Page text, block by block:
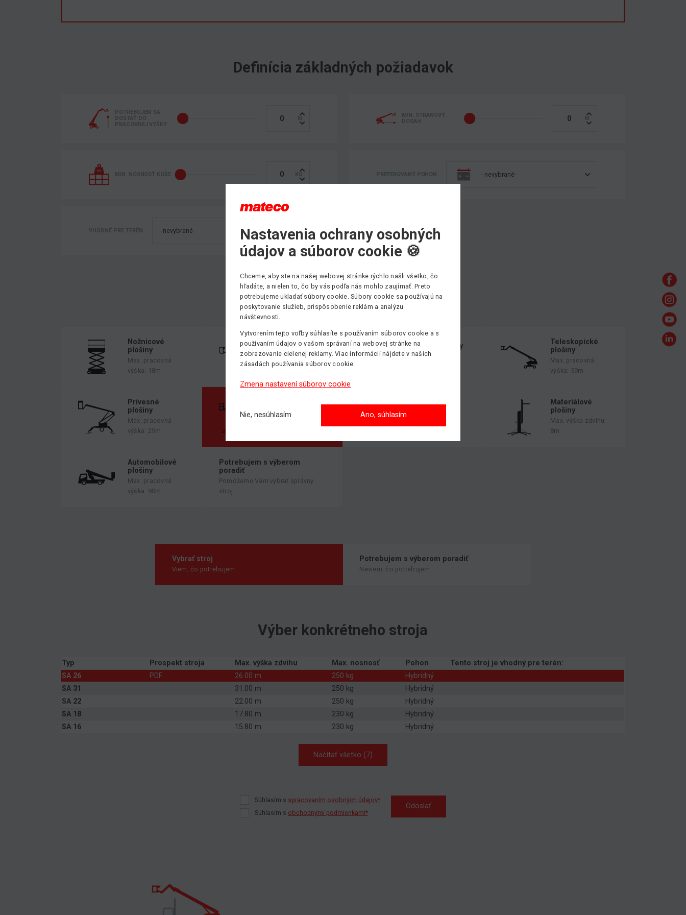
Definícia základných požiadavok
POTREBUJEM SA
DOSTÁŤ DO
PRACOVNEJ VÝŠKY
MIN. STRANOVÝ
DOSAH
MIN. NOSNOSŤ KOŠE PREFEROVANÝ POHON
VHODNÉ PRE TERÉN
Výber kategórie strojov
Nožnicové
plošiny
Max. pracovná
výška: 18m
Kĺbové plošiny
Max. pracovná
výška: 43m
Stĺpové plošiny
Max. pracovná
Teleskopické
plošiny
Max. pracovná
výška: 59m
Prívesné
plošiny
Max. pracovná
výška: 29m
Pásové plošiny
Max. pracovná
Materiálové
plošiny
Max. výška zdvihu:
8m
Automobilové
plošiny
Max. pracovná
výška: 90m
Potrebujem s výberom
poradiť
Pomôžeme Vám vybrať správny
stroj
Vybrať stroj
Viem, čo potrebujem
Potrebujem s výberom poradiť
Neviem, čo potrebujem
Výber konkrétneho stroja
Typ Prospekt stroja Max. výška zdvihu Max. nosnosť Pohon
Tento stroj je vhodný pre terén:
SA 26
PDF 26.00 m 250 kg
Hybridný
SA 31
31.00 m 250 kg
Hybridný
SA 22
22.00 m 250 kg
Hybridný
SA 18
17.80 m 230 kg
Hybridný
SA 16
15.80 m 230 kg Hybridný
Načítať všetko (7)
Súhlasím s spracovaním osobných údajov*
Súhlasím s obchodnými podmienkami*
Odoslať
Nastavenia ochrany osobných
údajov a súborov cookie 🍪
Chceme, aby ste na našej webovej stránke rýchlo našli všetko, čo
hľadáte, a nielen to, čo by vás podľa nás mohlo zaujímať. Preto
potrebujeme ukladať súbory cookie. Súbory cookie sa používajú na
poskytovanie služieb, prispôsobenie reklám a analýzu
návštevnosti.
Vytvorením tejto voľby súhlasíte s používaním súborov cookie a s
používaním údajov o vašom správaní na webovej stránke na
zobrazovanie cielenej reklamy. Viac informácií nájdete v našich
zásadách používania súborov cookie.
Zmena nastavení súborov cookie
Nie, nesúhlasím Ano, súhlasím